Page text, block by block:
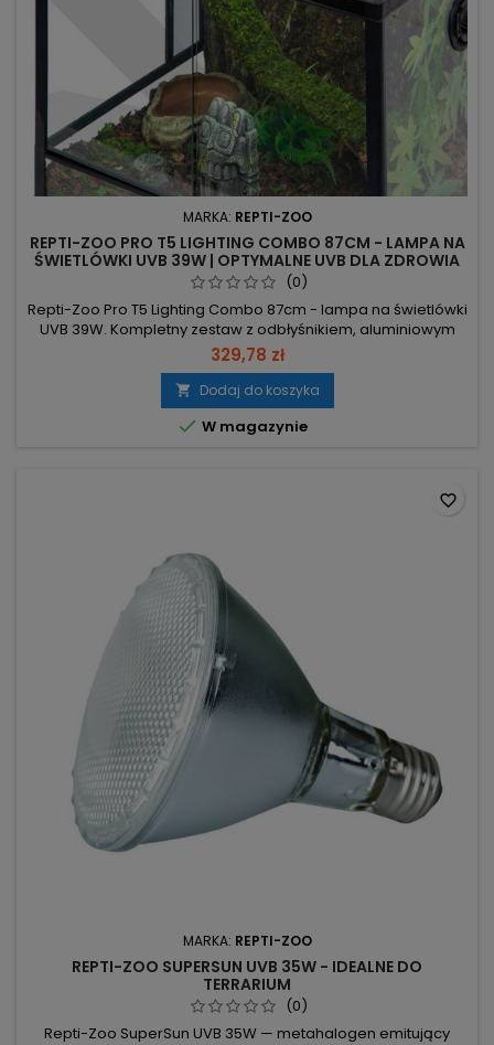
MARKA: REPTI-ZOO
REPTI-ZOO PRO T5 LIGHTING COMBO 87CM - LAMPA NA
ŚWIETLÓWKI UVB 39W | OPTYMALNE UVB DLA ZDROWIA
GADÓW (0)
Repti-Zoo Pro T5 Lighting Combo 87cm - lampa na świetlówki
UVB 39W. Kompletny zestaw z odbłyśnikiem, aluminiowym
korpusem i pełnym zestawem montażowym. T5 39W –
standardowy rozstaw pinów/oprawek, pasuje do każdej
świetlówki 39W – szybka wymiana. Świetlówka UVB 10.0 –
wysokiej klasy świetlówka w zestawie, brak konieczności
dokupu źródła. Odbłyśnik +...
329,78 zł
 Dodaj do koszyka
 W magazynie
MARKA: REPTI-ZOO
REPTI-ZOO SUPERSUN UVB 35W - IDEALNE DO
TERRARIUM
(0)
Repti-Zoo SuperSun UVB 35W — metahalogen emitujący
favorite_border